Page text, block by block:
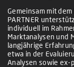
Gemeinsam mit
PARTNER
individuell im
Marktanalysen und
langjährige
etwa in der
Analysen sowie